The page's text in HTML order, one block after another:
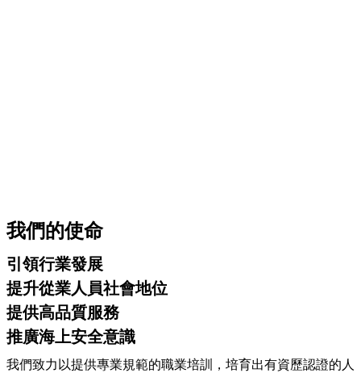
我們的使命
引領行業發展
提升從業人員社會地位
提供高品質服務
推廣海上安全意識
我們致力以提供專業規範的職業培訓，培育出有資歷認證的人